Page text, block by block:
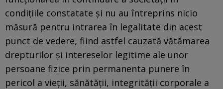
condiţiile constatate şi nu au întreprins nicio
măsură pentru intrarea în legalitate din acest
punct de vedere, fiind astfel cauzată vătămarea
drepturilor şi intereselor legitime ale unor
persoane fizice prin permanenta punere în
pericol a vieţii, sănătăţii, integrităţii corporale a